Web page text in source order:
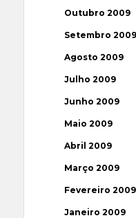
Outubro 2009
Setembro 2009
Agosto 2009
Julho 2009
Junho 2009
Maio 2009
Abril 2009
Março 2009
Fevereiro 2009
Janeiro 2009